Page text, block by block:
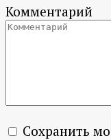
Комментарий
Сохранить